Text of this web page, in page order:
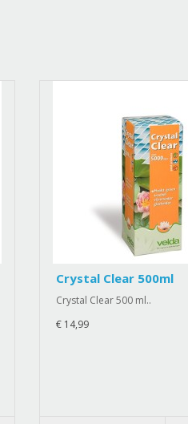
Crystal Clear 500ml
Crystal Clear 500 ml..
€ 14,99